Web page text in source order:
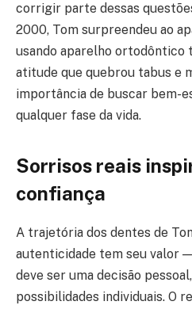
corrigir parte dessas
2000, Tom surpreendeu ao
usando aparelho ortodôntico
atitude que quebrou tabus e
importância de buscar bem-
qualquer fase da vida.
Sorrisos reais
confiança
A trajetória dos dentes de
autenticidade tem seu valor
deve ser uma decisão
possibilidades individuais. O